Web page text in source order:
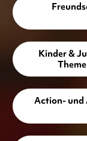
Kinder &
Action- und